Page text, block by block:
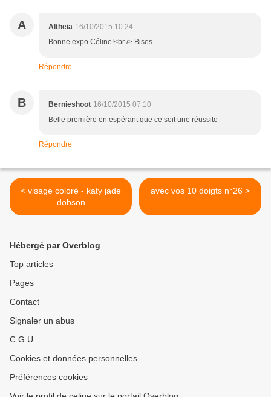
A Altheia 16/10/2015 10:24
Bonne expo Céline!<br /> Bises
Répondre
B Bernieshoot 16/10/2015 07:10
Belle première en espérant que ce soit une réussite
Répondre
< visage coloré - katy jade
dobson
avec vos 10 doigts n°26 >
Hébergé par Overblog
Top articles
Pages
Contact
Signaler un abus
C.G.U.
Cookies et données personnelles
Préférences cookies